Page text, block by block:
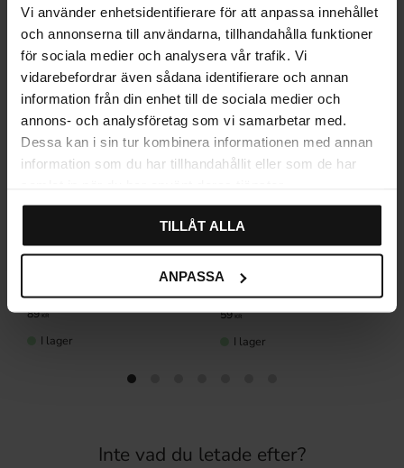
Vi använder enhetsidentifierare för att anpassa innehållet
och annonserna till användarna, tillhandahålla funktioner
för sociala medier och analysera vår trafik. Vi
vidarebefordrar även sådana identifierare och annan
information från din enhet till de sociala medier och
annons- och analysföretag som vi samarbetar med.
Dessa kan i sin tur kombinera informationen med annan
information som du har tillhandahållit eller som de har
TILLÅT ALLA
ANPASSA
Knopp Bona Guldpläterad
89KR
I lager
Rund köksknopp 1014
Mässingsfärg
59KR
I lager
Inte vad du letade efter?